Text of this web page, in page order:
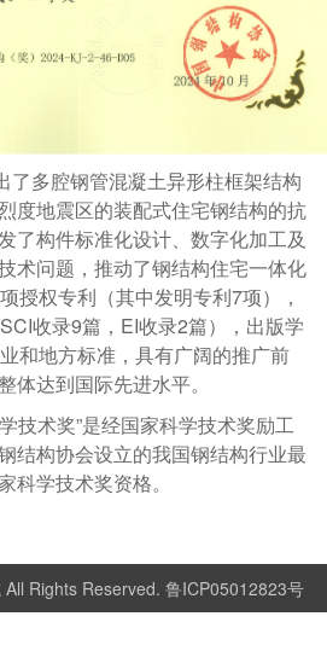
了多腔钢管混凝土异形柱框架结构
度地震区的装配式住宅钢结构的抗
了构件标准化设计、数字化加工及
术问题，推动了钢结构住宅一体化
授权专利（其中发明专利7项），
收录9篇，EI收录2篇），出版学
和地方标准，具有广阔的推广前
体达到国际先进水平。
技术奖”是经国家科学技术奖励工
结构协会设立的我国钢结构行业最
科学技术奖资格。
Rights Reserved. 鲁ICP05012823号